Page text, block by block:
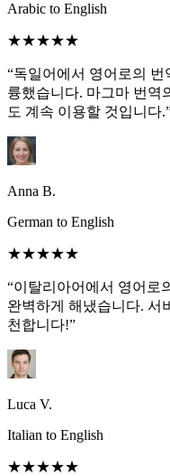
Arabic to English
★★★★★
“독일어에서 영어로의
륭했습니다. 마그마 번역
도 계속 이용할 것입니다
Anna B.
German to English
★★★★★
“이탈리아어에서 영어로
완벽하게 해냈습니다. 서
천합니다!”
Luca V.
Italian to English
★★★★★